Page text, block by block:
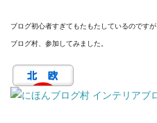
ブログ初心者すぎてもたもたしているのですが
ブログ村、参加してみました。